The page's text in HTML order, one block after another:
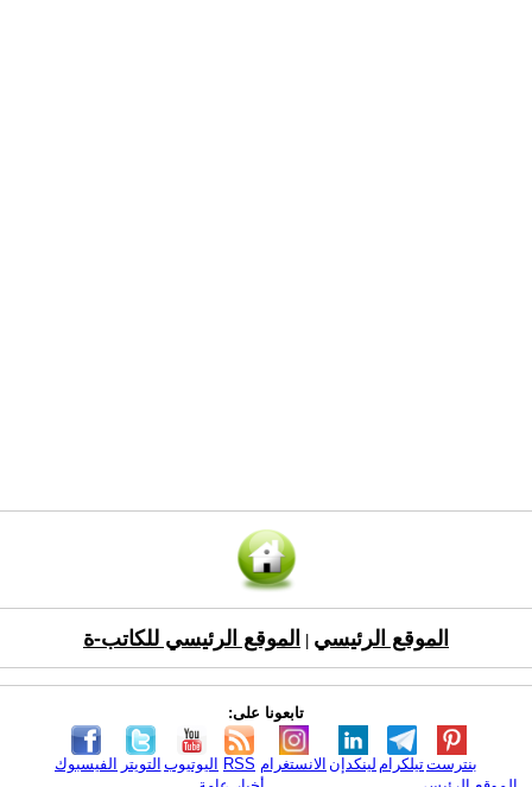
الموقع الرئيسي الموقع الرئيسي للكاتب-ة
تابعونا على:
الفيسبوك التويتر اليوتيوب RSS الانستغرام لينكدإن تيلكرامبنترست